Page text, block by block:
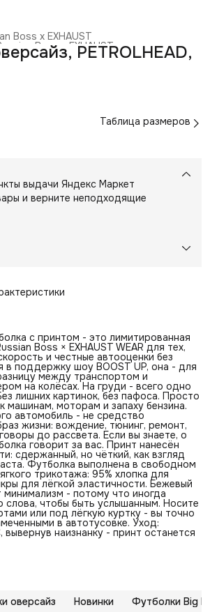
Boss x EXHAUST
Boss x EXHAUST ›
с блогерами ›
PETROLHEAD,
Таблица размеров
выдачи Яндекс Маркет
и верните неподходящие
с принтом - это лимитированная
Boss × EXHAUST WEAR для тех,
и честные автооценки без
в поддержку шоу BOOST UP, она - для
между транспортом и
на колёсах. На груди - всего одно
лишних картинок, без пафоса. Просто
машинам, моторам и запаху бензина.
автомобиль - не средство
жизни: вождение, тюнинг, ремонт,
до рассвета. Если вы знаете, о
говорит за вас. Принт нанесён
сдержанный, но чёткий, как взгляд
Футболка выполнена в свободном
трикотажа: 95% хлопка для
для лёгкой эластичности. Бежевый
минимализм - потому что иногда
слова, чтобы быть услышанным. Носите
или под лёгкую куртку - вы точно
в автотусовке. Уход:
вывернув наизнанку - принт останется
оверсайз Новинки Футболки Big